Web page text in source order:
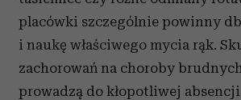
placówki szczególnie powinny
i naukę właściwego mycia rąk.
zachorowań na choroby
prowadzą do kłopotliwej